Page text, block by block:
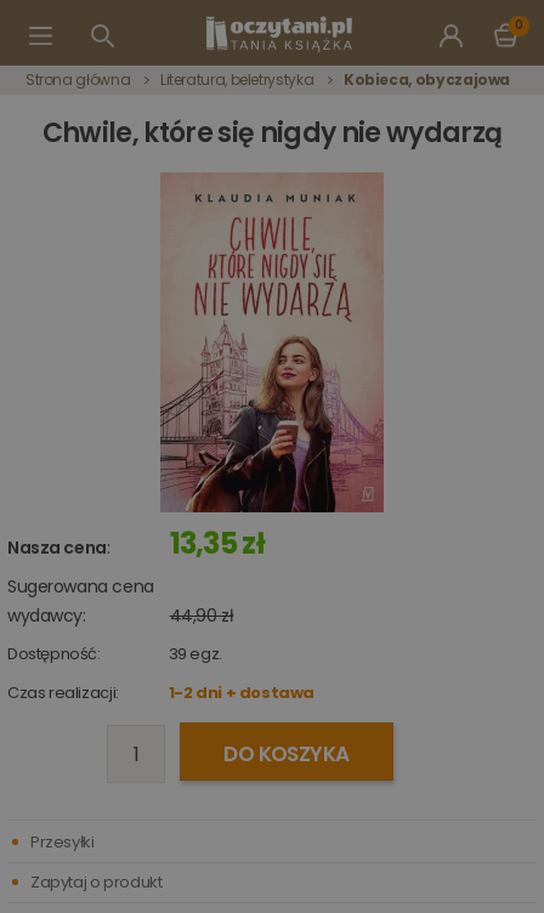
0
Strona główna Literatura, beletrystyka Kobieca, obyczajowa
Chwile, które się nigdy nie wydarzą
Nasza cena: 13,35 zł
Sugerowana cena
wydawcy:
44,90 zł
Dostępność: 39 egz.
Czas realizacji:
1-2 dni + dostawa
DO KOSZYKA
Przesyłki
Zapytaj o produkt